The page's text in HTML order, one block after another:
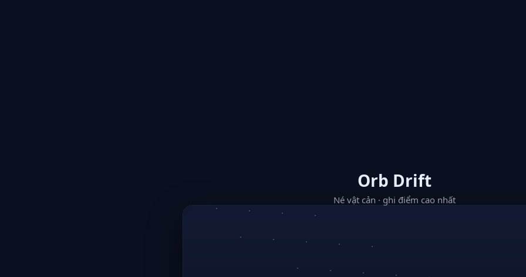
Orb Drift
Né vật cản · ghi điểm cao nhất